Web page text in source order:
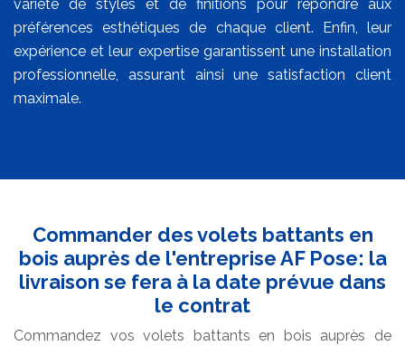
variété de styles et de finitions pour répondre aux
préférences esthétiques de chaque client. Enfin, leur
expérience et leur expertise garantissent une installation
professionnelle, assurant ainsi une satisfaction client
maximale.
Commander des volets battants en
bois auprès de l'entreprise AF Pose: la
livraison se fera à la date prévue dans
le contrat
Commandez vos volets battants en bois auprès de